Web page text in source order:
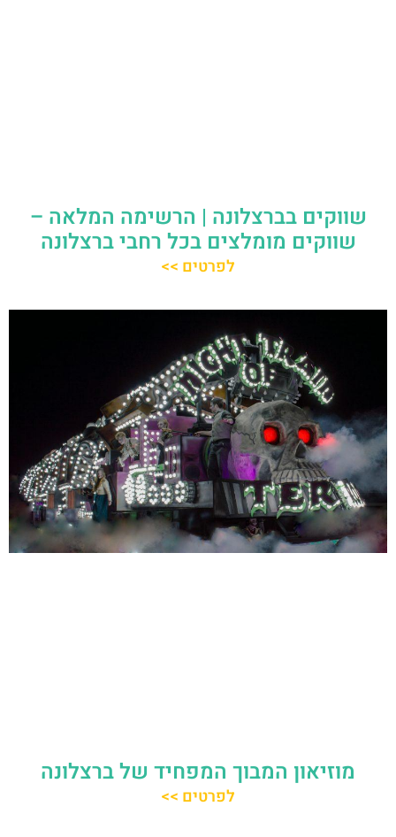
שווקים בברצלונה | הרשימה המלאה –
שווקים מומלצים בכל רחבי ברצלונה
לפרטים >>
מוזיאון המבוך המפחיד של ברצלונה
לפרטים >>